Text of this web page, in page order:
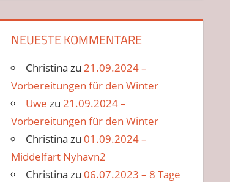
NEUESTE KOMMENTARE
Christina zu 21.09.2024 –
Vorbereitungen für den Winter
Uwe zu 21.09.2024 –
Vorbereitungen für den Winter
Christina zu01.09.2024 –
Middelfart Nyhavn2
Christina zu06.07.2023 – 8 Tage